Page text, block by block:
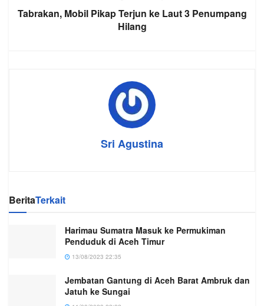
Tabrakan, Mobil Pikap Terjun ke Laut 3 Penumpang
Hilang
Sri Agustina
BeritaTerkait
Harimau Sumatra Masuk ke Permukiman
Penduduk di Aceh Timur
13/08/2023 22:35
Jembatan Gantung di Aceh Barat Ambruk dan
Jatuh ke Sungai